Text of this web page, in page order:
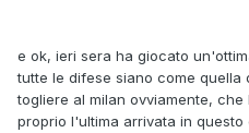
e ok, ieri sera ha giocato
tutte le difese siano come quella
togliere al milan ovviamente,
proprio l'ultima arrivata in